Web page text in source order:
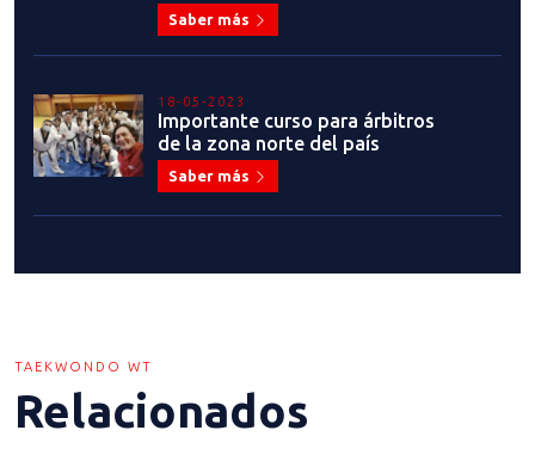
Saber más
18-05-2023
Importante curso para árbitros
de la zona norte del país
Saber más
TAEKWONDO WT
Relacionados